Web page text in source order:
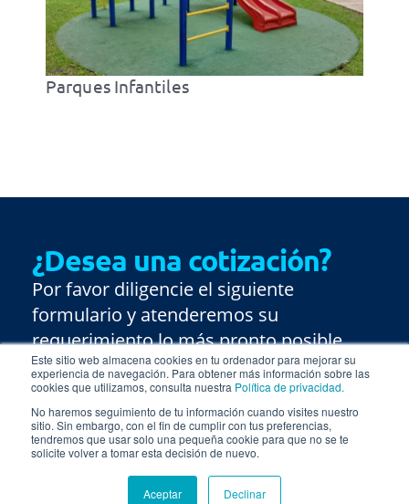
Este sitio web almacena cookies en tu ordenador para mejorar su
experiencia de navegación. Para obtener más información sobre las
cookies que utilizamos, consulta nuestra Política de privacidad.
No haremos seguimiento de tu información cuando visites nuestro
sitio. Sin embargo, con el fin de cumplir con tus preferencias,
tendremos que usar solo una pequeña cookie para que no se te
solicite volver a tomar esta decisión de nuevo.
Aceptar Declinar
Parques Infantiles
¿Desea una cotización?
Por favor diligencie el siguiente
formulario y atenderemos su
requerimiento lo más pronto posible.